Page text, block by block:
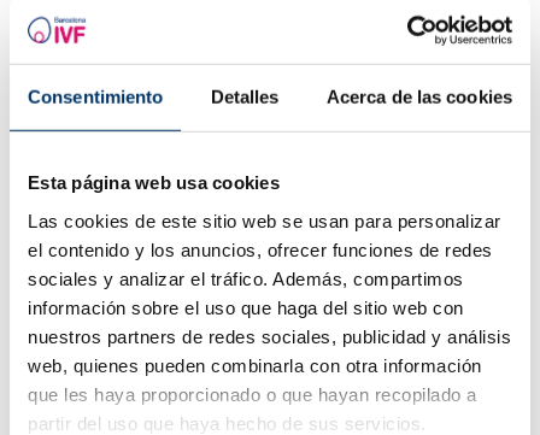
Consentimiento Detalles Acerca de las cookies
Esta página web usa cookies
Las cookies de este sitio web se usan para personalizar
el contenido y los anuncios, ofrecer funciones de redes
sociales y analizar el tráfico. Además, compartimos
información sobre el uso que haga del sitio web con
nuestros partners de redes sociales, publicidad y análisis
web, quienes pueden combinarla con otra información
que les haya proporcionado o que hayan recopilado a
partir del uso que haya hecho de sus servicios.
Gestione delle emozioni nella riproduzione assistita
Sintomi della gravidanza dalla prima settimana